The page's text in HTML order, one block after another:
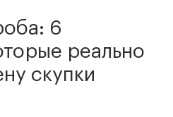
6
реально
скупки